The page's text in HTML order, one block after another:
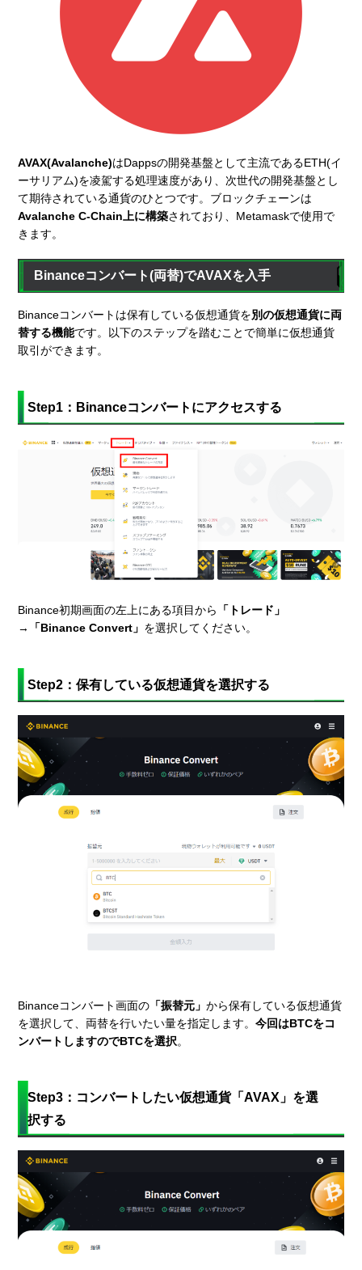
AVAX(Avalanche)はDappsの開発基盤として主流であるETH(イ
ーサリアム)を凌駕する処理速度があり、次世代の開発基盤とし
て期待されている通貨のひとつです。ブロックチェーンは
Avalanche C-Chain上に構築されており、Metamaskで使用で
きます。
Binanceコンバート(両替)でAVAXを入手
Binanceコンバートは保有している仮想通貨を別の仮想通貨に両
替する機能です。以下のステップを踏むことで簡単に仮想通貨
取引ができます。
Step1：Binanceコンバートにアクセスする
Binance初期画面の左上にある項目から
「トレード」
→
「Binance Convert」 を選択してください。
Step2：保有している仮想通貨を選択する
Binanceコンバート画面の 「振替元」から保有している仮想通貨
を選択して、両替を行いたい量を指定します。今回はBTCをコ
ンバートしますのでBTCを選択。
Step3：コンバートしたい仮想通貨「AVAX」を選
択する